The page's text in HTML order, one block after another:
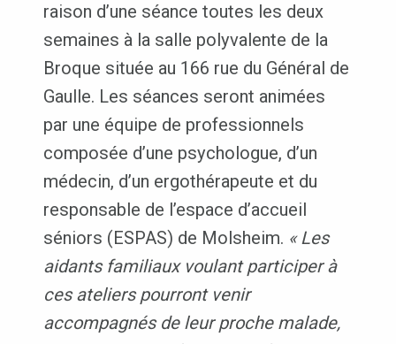
raison d’une séance toutes les deux
semaines à la salle polyvalente de la
Broque située au 166 rue du Général de
Gaulle. Les séances seront animées
par une équipe de professionnels
composée d’une psychologue, d’un
médecin, d’un ergothérapeute et du
responsable de l’espace d’accueil
séniors (ESPAS) de Molsheim. « Les
aidants familiaux voulant participer à
ces ateliers pourront venir
accompagnés de leur proche malade,